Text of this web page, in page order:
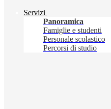
Servizi
Panoramica
Famiglie e studenti
Personale scolastico
Percorsi di studio